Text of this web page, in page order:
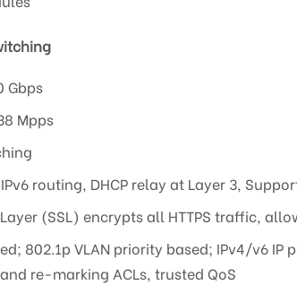
Gbps
Mpps
routing, DHCP relay at Layer 3,
(SSL) encrypts all HTTPS traffic,
802.1p VLAN priority based; IPv4/v6
re-marking ACLs, trusted QoS